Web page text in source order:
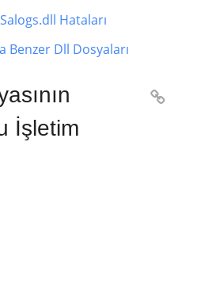
Hataları
Benzer Dll Dosyaları
İşletim
